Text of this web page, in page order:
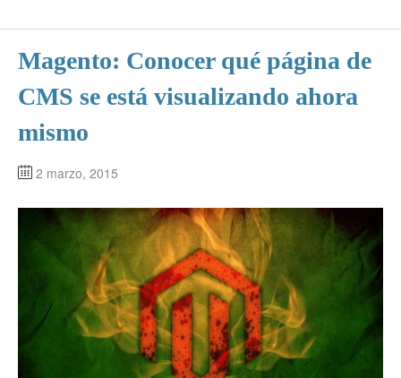
Magento: Conocer qué página de
CMS se está visualizando ahora
mismo
2 marzo, 2015